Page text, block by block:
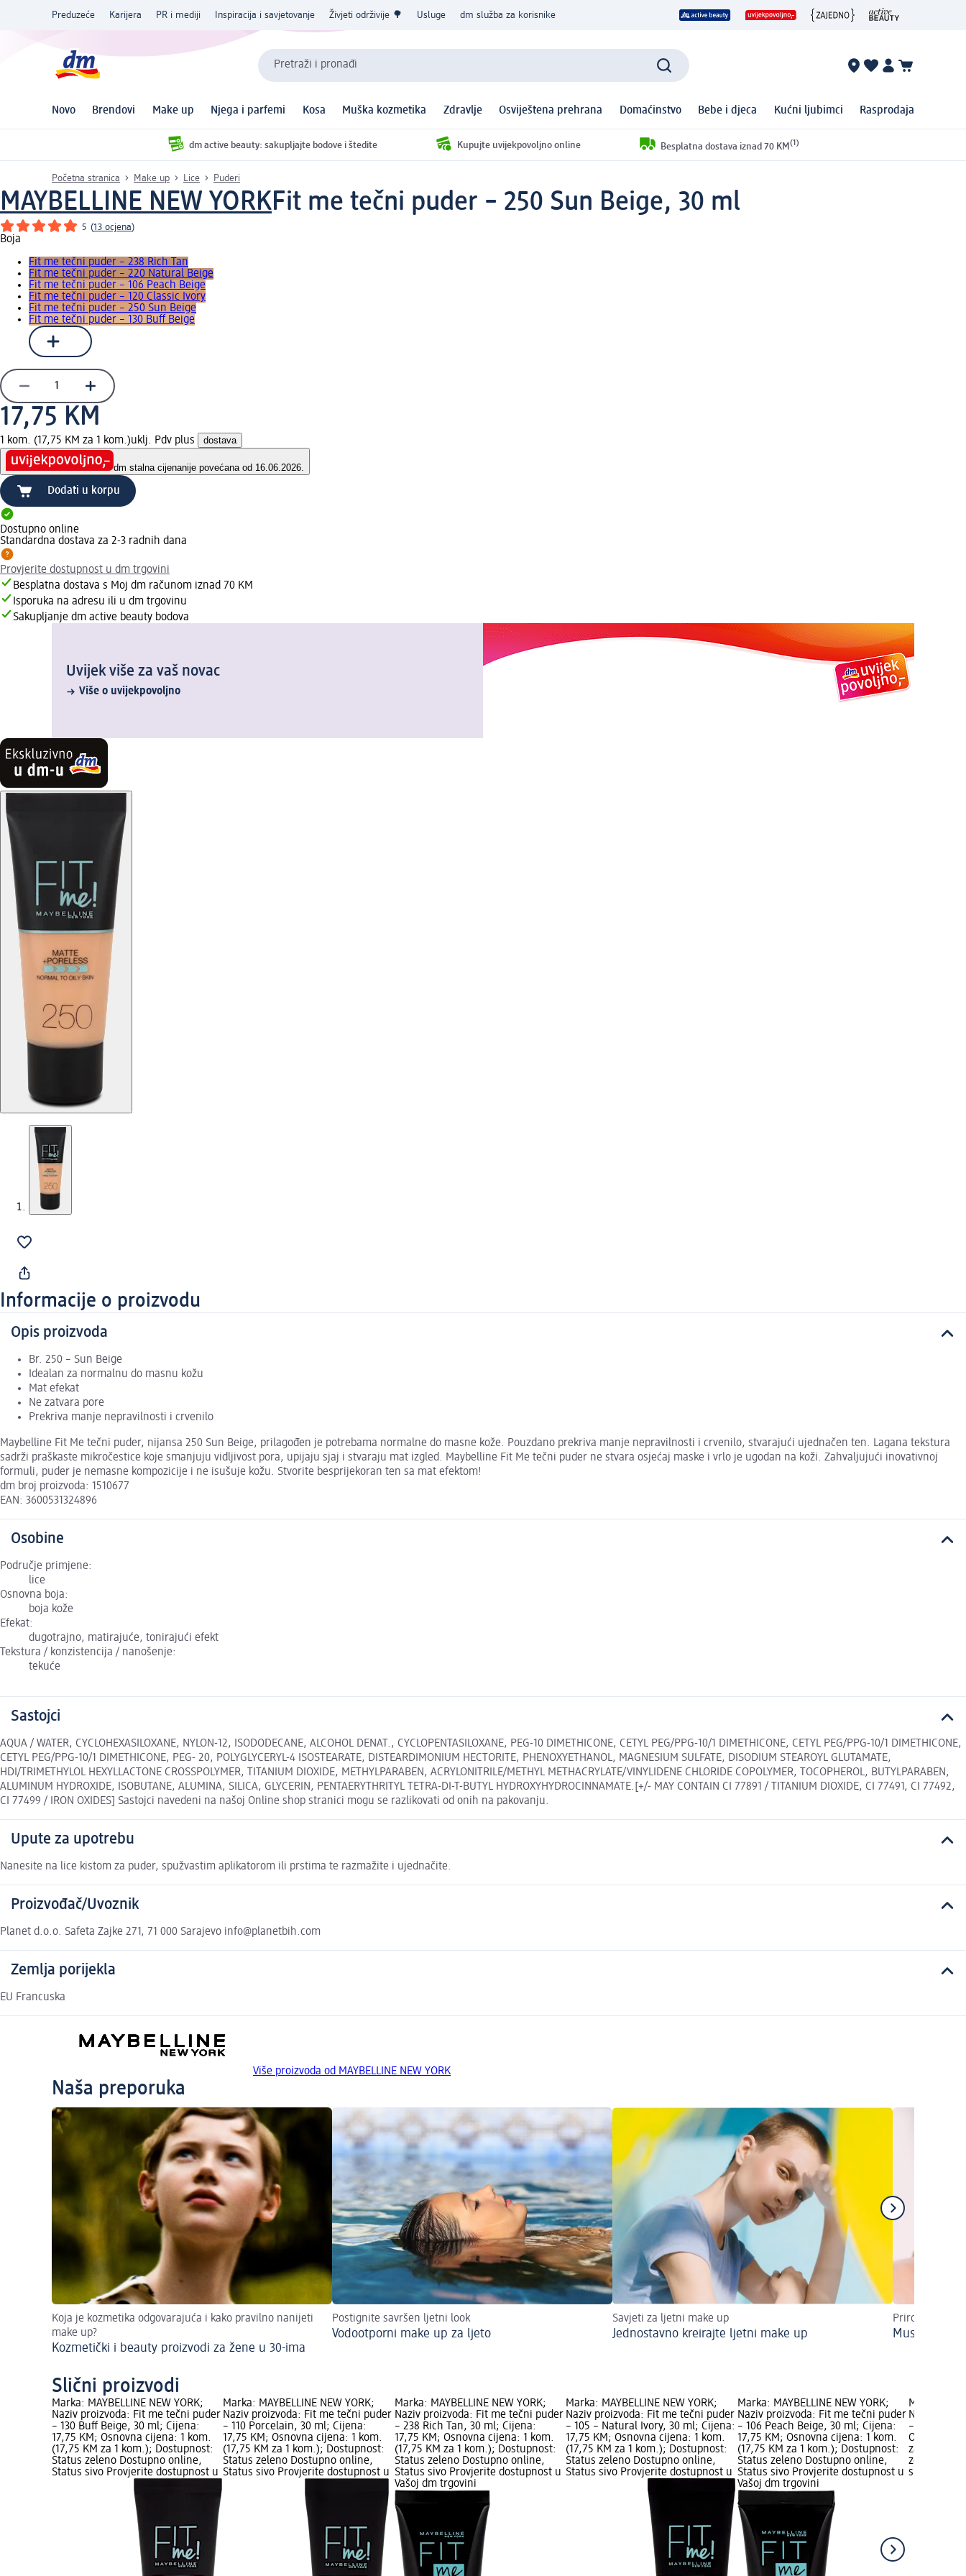
Preduzeće Karijera PR i mediji Inspiracija i savjetovanje Živjeti održivije 🌳 Usluge dm služba za korisnike
Pretraži i pronađi
Novo Brendovi Make up Njega i parfemi Kosa Muška kozmetika Zdravlje Osviještena prehrana Domaćinstvo Bebe i djeca Kućni ljubimci Rasprodaja
dm active beauty: sakupljajte bodove i štedite Kupujte uvijekpovoljno online Besplatna dostava iznad 70 KM (1)
Početna stranica Make up Lice Puderi
MAYBELLINE NEW YORKFit me tečni puder – 250 Sun Beige, 30 ml
5 (13 ocjena)
Boja
Fit me tečni puder – 238 Rich Tan
Fit me tečni puder – 220 Natural Beige
Fit me tečni puder – 106 Peach Beige
Fit me tečni puder – 120 Classic Ivory
Fit me tečni puder – 250 Sun Beige
Fit me tečni puder – 130 Buff Beige
17,75 KM
1 kom. (17,75 KM za 1 kom.)uklj. Pdv plus dostava
dm stalna cijenanije povećana od 16.06.2026.
Dodati u korpu
Dostupno online
Standardna dostava za 2-3 radnih dana
Provjerite dostupnost u dm trgovini
Besplatna dostava s Moj dm računom iznad 70 KM
Isporuka na adresu ili u dm trgovinu
Sakupljanje dm active beauty bodova
Uvijek više za vaš novac
Više o uvijekpovoljno
Informacije o proizvodu
Opis proizvoda
Br. 250 – Sun Beige
Idealan za normalnu do masnu kožu
Mat efekat
Ne zatvara pore
Prekriva manje nepravilnosti i crvenilo
Maybelline Fit Me tečni puder, nijansa 250 Sun Beige, prilagođen je potrebama normalne do masne kože. Pouzdano prekriva manje nepravilnosti i crvenilo, stvarajući ujednačen ten. Lagana tekstura
sadrži praškaste mikročestice koje smanjuju vidljivost pora, upijaju sjaj i stvaraju mat izgled. Maybelline Fit Me tečni puder ne stvara osjećaj maske i vrlo je ugodan na koži. Zahvaljujući inovativnoj
formuli, puder je nemasne kompozicije i ne isušuje kožu. Stvorite besprijekoran ten sa mat efektom!
dm broj proizvoda: 1510677
EAN: 3600531324896
Osobine
Područje primjene:
lice
Osnovna boja:
boja kože
Efekat:
dugotrajno, matirajuće, tonirajući efekt
Tekstura / konzistencija / nanošenje:
tekuće
Sastojci
AQUA / WATER, CYCLOHEXASILOXANE, NYLON-12, ISODODECANE, ALCOHOL DENAT., CYCLOPENTASILOXANE, PEG-10 DIMETHICONE, CETYL PEG/PPG-10/1 DIMETHICONE, CETYL PEG/PPG-10/1 DIMETHICONE,
CETYL PEG/PPG-10/1 DIMETHICONE, PEG- 20, POLYGLYCERYL-4 ISOSTEARATE, DISTEARDIMONIUM HECTORITE, PHENOXYETHANOL, MAGNESIUM SULFATE, DISODIUM STEAROYL GLUTAMATE,
HDI/TRIMETHYLOL HEXYLLACTONE CROSSPOLYMER, TITANIUM DIOXIDE, METHYLPARABEN, ACRYLONITRILE/METHYL METHACRYLATE/VINYLIDENE CHLORIDE COPOLYMER, TOCOPHEROL, BUTYLPARABEN,
ALUMINUM HYDROXIDE, ISOBUTANE, ALUMINA, SILICA, GLYCERIN, PENTAERYTHRITYL TETRA-DI-T-BUTYL HYDROXYHYDROCINNAMATE.[+/- MAY CONTAIN CI 77891 / TITANIUM DIOXIDE, CI 77491, CI 77492,
CI 77499 / IRON OXIDES] Sastojci navedeni na našoj Online shop stranici mogu se razlikovati od onih na pakovanju.
Upute za upotrebu
Nanesite na lice kistom za puder, spužvastim aplikatorom ili prstima te razmažite i ujednačite.
Proizvođač/Uvoznik
Planet d.o.o. Safeta Zajke 271, 71 000 Sarajevo info@planetbih.com
Zemlja porijekla
EU Francuska
Više proizvoda od MAYBELLINE NEW YORK
Naša preporuka
Koja je kozmetika odgovarajuća i kako pravilno nanijeti
make up?
Kozmetički i beauty proizvodi za žene u 30-ima
Postignite savršen ljetni look
Vodootporni make up za ljeto
Savjeti za ljetni make up
Jednostavno kreirajte ljetni make up
Prirodno lijepe
Must-have
Slični proizvodi
Marka: MAYBELLINE NEW YORK;
Naziv proizvoda: Fit me tečni puder
– 130 Buff Beige, 30 ml; Cijena:
17,75 KM; Osnovna cijena: 1 kom.
(17,75 KM za 1 kom.); Dostupnost:
Status zeleno Dostupno online,
Status sivo Provjerite dostupnost u
Marka: MAYBELLINE NEW YORK;
Naziv proizvoda: Fit me tečni puder
– 110 Porcelain, 30 ml; Cijena:
17,75 KM; Osnovna cijena: 1 kom.
(17,75 KM za 1 kom.); Dostupnost:
Status zeleno Dostupno online,
Status sivo Provjerite dostupnost u
Marka: MAYBELLINE NEW YORK;
Naziv proizvoda: Fit me tečni puder
– 238 Rich Tan, 30 ml; Cijena:
17,75 KM; Osnovna cijena: 1 kom.
(17,75 KM za 1 kom.); Dostupnost:
Status zeleno Dostupno online,
Status sivo Provjerite dostupnost u
Vašoj dm trgovini
Marka: MAYBELLINE NEW YORK;
Naziv proizvoda: Fit me tečni puder
– 105 – Natural Ivory, 30 ml; Cijena:
17,75 KM; Osnovna cijena: 1 kom.
(17,75 KM za 1 kom.); Dostupnost:
Status zeleno Dostupno online,
Status sivo Provjerite dostupnost u
Marka: MAYBELLINE NEW YORK;
Naziv proizvoda: Fit me tečni puder
– 106 Peach Beige, 30 ml; Cijena:
17,75 KM; Osnovna cijena: 1 kom.
(17,75 KM za 1 kom.); Dostupnost:
Status zeleno Dostupno online,
Status sivo Provjerite dostupnost u
Vašoj dm trgovini
Marka:
Naziv
– 115 Ivory,
Osnovna
za 1 kom.);
zeleno
sivo